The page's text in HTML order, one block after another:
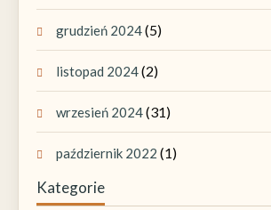
grudzień 2024(5)
listopad 2024(2)
wrzesień 2024(31)
październik 2022 (1)
Kategorie